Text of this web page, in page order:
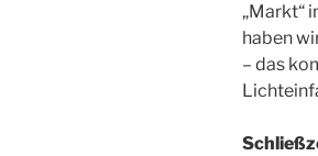
„Markt“
haben
– das